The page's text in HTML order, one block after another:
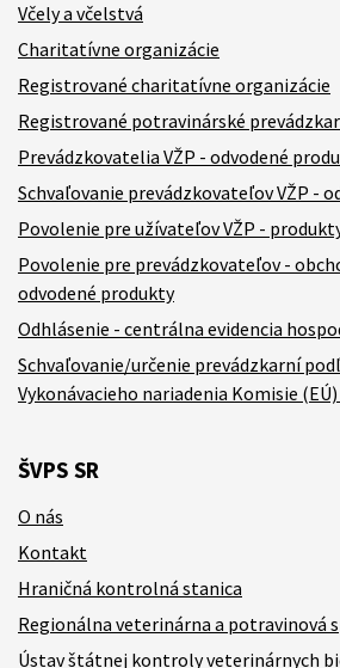
Včely a včelstvá
Charitatívne organizácie
Registrované charitatívne organizácie
Registrované potravinárské
Prevádzkovatelia VŽP - odvodené
Schvaľovanie prevádzkovateľov VŽP -
Povolenie pre užívateľov VŽP -
Povolenie pre prevádzkovateľov -
odvodené produkty
Odhlásenie - centrálna evidencia
Schvaľovanie/určenie prevádzkarní
Vykonávacieho nariadenia Komisie
ŠVPS SR
O nás
Kontakt
Hraničná kontrolná stanica
Regionálna veterinárna a potravinová
Ústav štátnej kontroly veterinárnych